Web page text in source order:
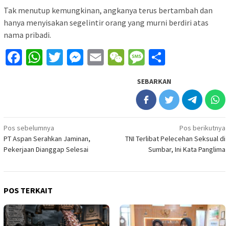
Tak menutup kemungkinan, angkanya terus bertambah dan
hanya menyisakan segelintir orang yang murni berdiri atas
nama pribadi.
Facebook
WhatsApp
Twitter
Messenger
EmailWeChatMessage
SEBARKAN
Navigasi
pos
Pos sebelumnya
PT Aspan Serahkan Jaminan,
Pekerjaan Dianggap Selesai
Pos berikutnya
TNI Terlibat Pelecehan Seksual di
Sumbar, Ini Kata Panglima
POS TERKAIT